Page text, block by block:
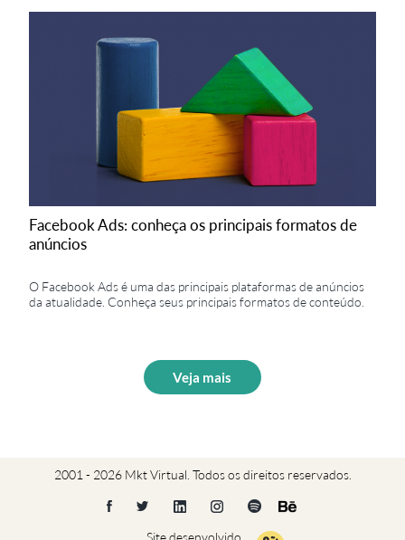
Facebook Ads: conheça os principais formatos de
anúncios
O Facebook Ads é uma das principais plataformas de anúncios
da atualidade. Conheça seus principais formatos de conteúdo.
Veja mais
2001 - 2026 Mkt Virtual. Todos os direitos reservados.
Site desenvolvido